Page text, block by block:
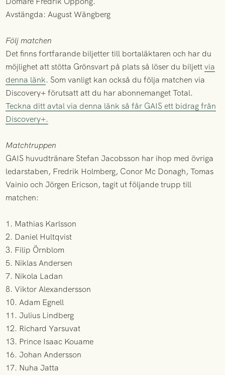
Avstängda: August Wängberg
Följ matchen
Det finns fortfarande biljetter till bortaläktaren och har du
möjlighet att stötta Grönsvart på plats så löser du biljettvia
denna länk. Som vanligt kan också du följa matchen via
Discovery+ förutsatt att du har abonnemanget Total.
Teckna ditt avtal via denna länk så får GAIS ett bidrag från
Discovery+.
Matchtruppen
GAIS huvudtränare Stefan Jacobsson har ihop med övriga
ledarstaben, Fredrik Holmberg, Conor Mc Donagh, Tomas
Vainio och Jörgen Ericson, tagit ut följande trupp till
matchen:
1. Mathias Karlsson
2. Daniel Hultqvist
3. Filip Örnblom
5. Niklas Andersen
7. Nikola Ladan
8. Viktor Alexandersson
10. Adam Egnell
11. Julius Lindberg
12. Richard Yarsuvat
13. Prince Isaac Kouame
16. Johan Andersson
17. Nuha Jatta